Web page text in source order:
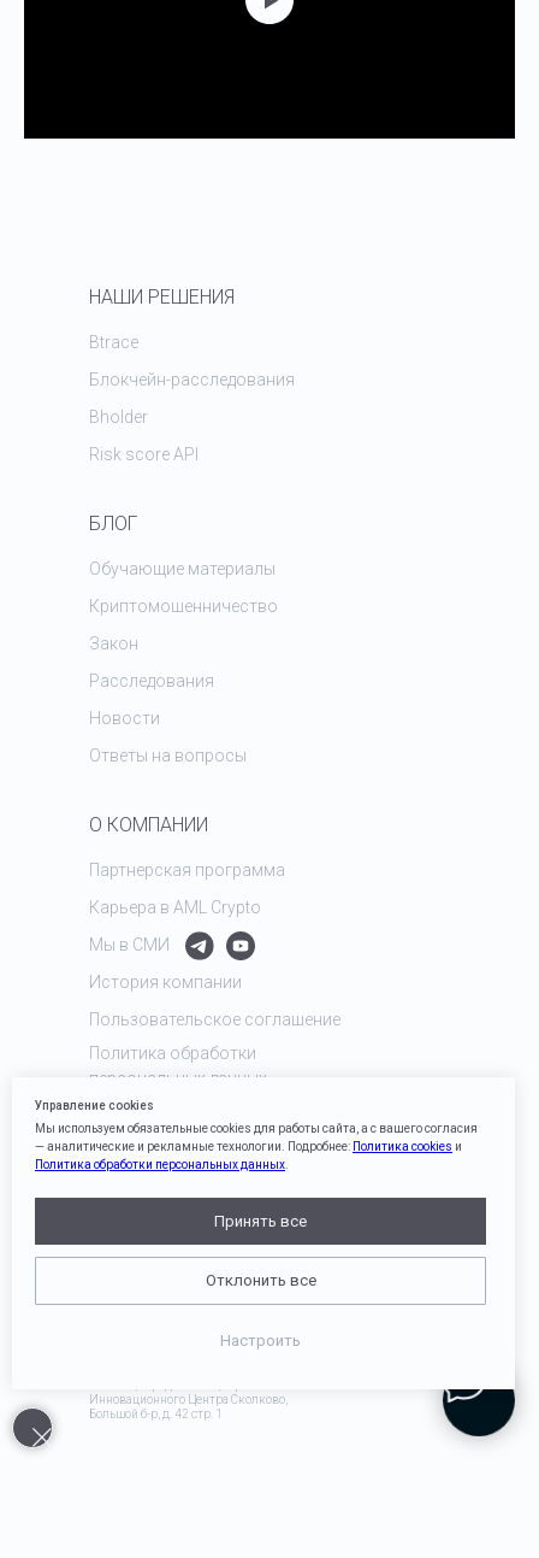
Инновационного Центра Сколково,
Большой б-р, д. 42 стр. 1
БЛОГ
НАШИ РЕШЕНИЯ
Btrace
Блокчейн-расследования
Bholder
Risk score API
Обучающие материалы
Закон
Криптомошенничество
Расследования
Новости
Ответы на вопросы
О КОМПАНИИ
Партнерская программа
Карьера в AML Crypto
Мы в СМИ
История компании
Пользовательское соглашение
Политика обработки
персональных данных
Политика cookies
info@amlcrypto.io
Сообщить об инциденте
Управление cookies
Мы используем обязательные cookies для работы сайта, а с вашего согласия
— аналитические и рекламные технологии. Подробнее: Политика cookies и
Политика обработки персональных данных
Принять все
Отклонить все
Настроить